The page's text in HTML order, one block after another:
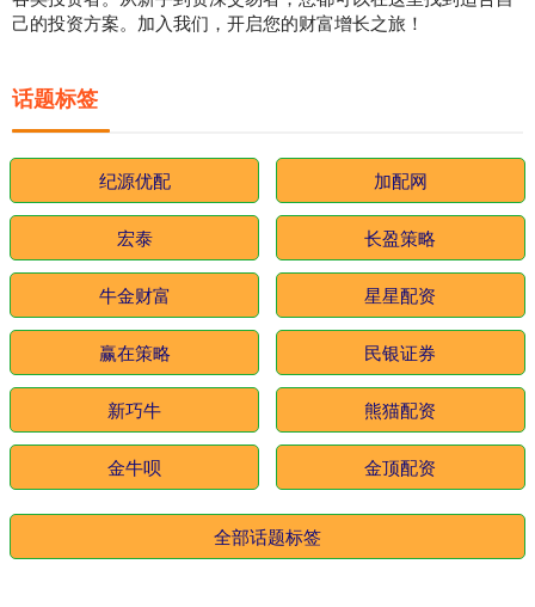
己的投资方案。加入我们，开启您的财富增长之旅！
话题标签
纪源优配 加配网
宏泰 长盈策略
牛金财富 星星配资
赢在策略 民银证券
新巧牛 熊猫配资
金牛呗 金顶配资
全部话题标签